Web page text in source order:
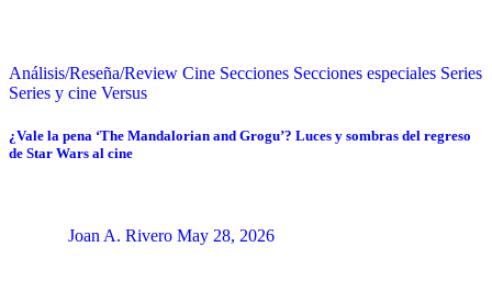
Análisis/Reseña/Review Cine Secciones Secciones especiales Series
Series y cine Versus
¿Vale la pena ‘The Mandalorian and Grogu’? Luces y sombras del regreso
de Star Wars al cine
Joan A. Rivero May 28, 2026